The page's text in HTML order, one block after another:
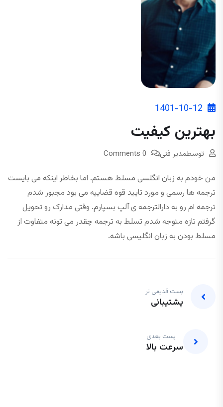
1401-10-12
بهترین کیفیت
توسطمدیر فنی 0 Comments
من خودم به زبان انگلسی مسلط هستم. اما بخاطر اینکه می بایست
ترجمه ها رسمی و مورد تایید قوه قضاییه می بود مجبور شدم
ترجمه ام رو به دارالترجمه ی آلپ بسپارم. وقتی مدارک رو تحویل
گرفتم تازه متوجه شدم تسلط به ترجمه چقدر می تونه متفاوت از
مسلط بودن به زبان انگلیسی باشه.
پست قدیمی تر
پشتیبانی
پست بعدی
سرعت بالا